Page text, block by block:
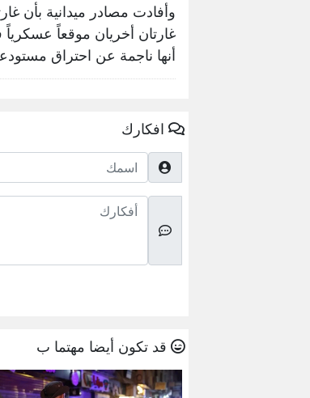
وأفادت مصادر ميدانية بأن
غارتان أخريان موقعاً
أنها ناجمة عن احتراق
افكارك
اسمك
قد تكون أيضا مهتما ب